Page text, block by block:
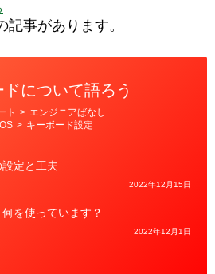
記事があります。
ドについて語ろう
ト > エンジニアばなし
> キーボード設定
定と工夫
2022年12月15日
を使っています？
2022年12月1日